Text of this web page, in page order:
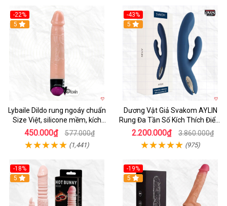
-22%
Hot
5
Lybaile Dildo rung ngoáy chuẩn
Size Việt, silicone mềm, kích
thích mạnh
450.000₫ 577.000₫
(1,441)
-43%
Hot
5
Dương Vật Giả Svakom AYLIN
Rung Đa Tần Số Kích Thích Điểm
G
2.200.000₫ 3.860.000₫
(975)
-18%
Hot
5
-19%
Hot
5